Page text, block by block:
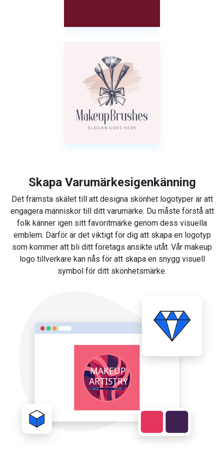
Skapa Varumärkesigenkänning
Det främsta skälet till att designa skönhet logotyper är att
engagera människor till ditt varumärke. Du måste förstå att
folk känner igen sitt favoritmärke genom dess visuella
emblem. Därför är det viktigt för dig att skapa en logotyp
som kommer att bli ditt företags ansikte utåt. Vår makeup
logo tillverkare kan nås för att skapa en snygg visuell
symbol för ditt skönhetsmärke.